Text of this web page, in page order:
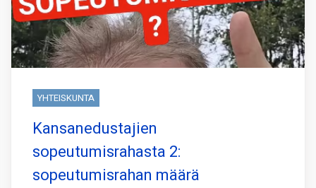
YHTEISKUNTA
Kansanedustajien
sopeutumisrahasta 2:
sopeutumisrahan määrä